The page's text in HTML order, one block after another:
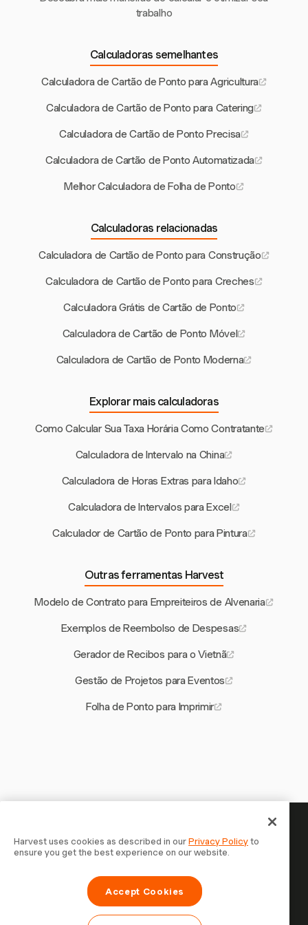
trabalho
Calculadoras semelhantes
Calculadora de Cartão de Ponto para Agricultura
Calculadora de Cartão de Ponto para Catering
Calculadora de Cartão de Ponto Precisa
Calculadora de Cartão de Ponto Automatizada
Melhor Calculadora de Folha de Ponto
Calculadoras relacionadas
Calculadora de Cartão de Ponto para Construção
Calculadora de Cartão de Ponto para Creches
Calculadora Grátis de Cartão de Ponto
Calculadora de Cartão de Ponto Móvel
Calculadora de Cartão de Ponto Moderna
Explorar mais calculadoras
Como Calcular Sua Taxa Horária Como Contratante
Calculadora de Intervalo na China
Calculadora de Horas Extras para Idaho
Calculadora de Intervalos para Excel
Calculador de Cartão de Ponto para Pintura
Outras ferramentas Harvest
Modelo de Contrato para Empreiteiros de Alvenaria
Exemplos de Reembolso de Despesas
Gerador de Recibos para o Vietnã
Gestão de Projetos para Eventos
Folha de Ponto para Imprimir
Seu tempo merece ser
registrado — comece agora
Junte-se a mais de 70.000 empresas que controlam o
tempo, faturam clientes e recebem mais rápido com
Harvest uses cookies as described in ourPrivacy Policyto
ensure you get the best experience on our website.
Accept Cookies